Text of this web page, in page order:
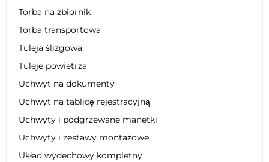
Torba na zbiornik
Torba transportowa
Tuleja ślizgowa
Tuleje powietrza
Uchwyt na dokumenty
Uchwyt na tablicę rejestracyjną
Uchwyty i podgrzewane manetki
Uchwyty i zestawy montażowe
Układ wydechowy kompletny